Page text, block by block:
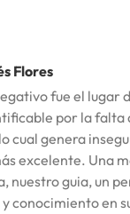
Flores
fue el lugar
por la falta
cual genera
excelente. Una
nuestro guia, un
conocimiento en